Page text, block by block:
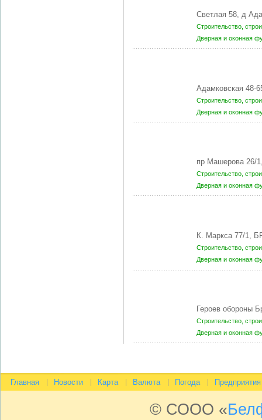
Светлая 58, д
Строительство,
Дверная и оконная
Адамковская 48-
Строительство,
Дверная и оконная
пр Машерова 26/
Строительство,
Дверная и оконная
К. Маркса 77/1,
Строительство,
Дверная и оконная
Героев обороны
Строительство,
Дверная и оконная
Главная Новости Карта Валюта Погода Предприятия
© СООО «